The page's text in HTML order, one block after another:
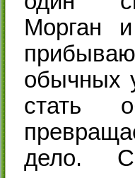
Морган
обычных
стать
дело.